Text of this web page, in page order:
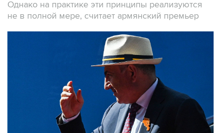
Однако на практике эти принципы реализуются
не в полной мере, считает армянский премьер